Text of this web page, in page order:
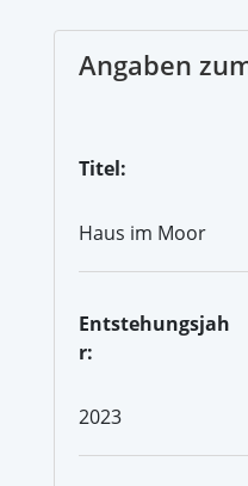
Angaben
Titel:
Haus im Moor
Entstehungsjah
r:
2023